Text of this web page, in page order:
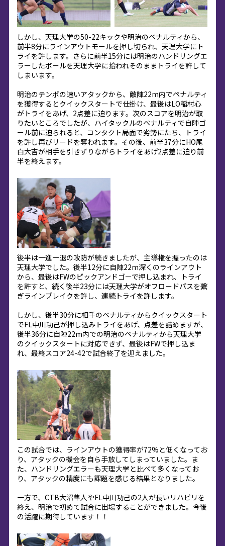
しかし、天理大学の50-22キックや明治のペナルティから、
前半8分にラインアウトモールを押し切られ、天理大学にト
ライを許します。さらに前半15分には明治のハンドリングエ
ラーしたボールを天理大学に拾われそのままトライを許して
しまいます。
明治のテンポの速いアタックから、敵陣22m内でペナルティ
を獲得するとクイックスタートで仕掛け、最後はLO稲村心
がトライをあげ、2点差に迫ります。次のスコアを明治が取
りたいところでしたが、ハイタックルのペナルティで自陣ゴ
ール前に迫られると、コンタクト局面で劣勢にたち、トライ
を許し再びリードを奪われます。その後、前半37分にHO尾
白大吉が相手を引きずりながらトライをあげ2点差に迫り前
半を終えます。
後半は一進一退の攻防が続きましたが、主導権を握ったのは
天理大学でした。後半12分に自陣22m深くのラインアウト
から、最後はFWのピックアンドゴーで押し込まれ、トライ
を許すと、続く後半23分には天理大学がオフロードパスを繋
ぎラインブレイクを許し、連続トライを許します。
しかし、後半30分に相手のペナルティからクイックスタート
でFL中川功己が押し込みトライをあげ、点差を詰めますが、
後半36分に自陣22m内での明治のペナルティから天理大学
のクイックスタートに対応できず、最後はFWで押し込ま
れ、最終スコア24-42で試合終了を迎えました。
この試合では、ラインアウトの獲得率が72%と低くなってお
り、アタックの機会を自ら手放してしまっていました。ま
た、ハンドリングエラーも天理大学と比べて多くなってお
り、アタックの精度にも課題を感じる結果となりました。
一方で、CTB大沼隼人やFL中川功己の2人が長いリハビリを
終え、明治で初めて試合に出場することができました。今後
の活躍に期待しています！！